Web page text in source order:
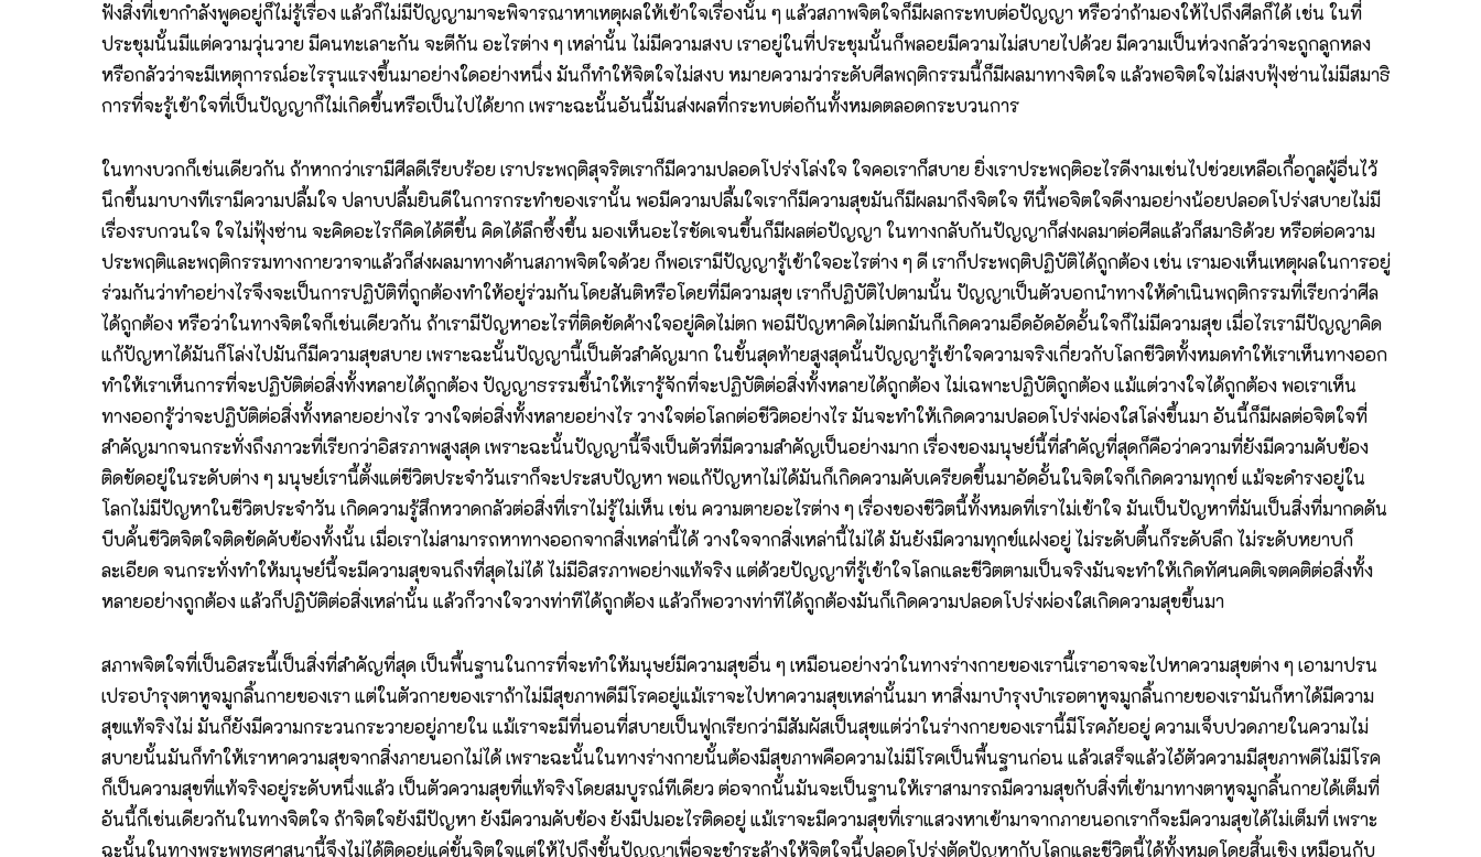
ฟังสิ่งที่เขากำลังพูดอยู่ก็ไม่รู้เรื่อง แล้วก็ไม่มีปัญญามาจะพิจารณาหาเหตุผลให้เข้าใจเรื่องนั้น ๆ แล้วสภาพจิตใจก็มีผลกระทบต่อปัญญา หรือว่าถ้ามองให้ไปถึงศีลก็ได้ เช่น ในที่
ประชุมนั้นมีแต่ความวุ่นวาย มีคนทะเลาะกัน จะตีกัน อะไรต่าง ๆ เหล่านั้น ไม่มีความสงบ เราอยู่ในที่ประชุมนั้นก็พลอยมีความไม่สบายไปด้วย มีความเป็นห่วงกลัวว่าจะถูกลูกหลง
หรือกลัวว่าจะมีเหตุการณ์อะไรรุนแรงขึ้นมาอย่างใดอย่างหนึ่ง มันก็ทำให้จิตใจไม่สงบ หมายความว่าระดับศีลพฤติกรรมนี้ก็มีผลมาทางจิตใจ แล้วพอจิตใจไม่สงบฟุ้งซ่านไม่มีสมาธิ
การที่จะรู้เข้าใจที่เป็นปัญญาก็ไม่เกิดขึ้นหรือเป็นไปได้ยาก เพราะฉะนั้นอันนี้มันส่งผลที่กระทบต่อกันทั้งหมดตลอดกระบวนการ
ในทางบวกก็เช่นเดียวกัน ถ้าหากว่าเรามีศีลดีเรียบร้อย เราประพฤติสุจริตเราก็มีความปลอดโปร่งโล่งใจ ใจคอเราก็สบาย ยิ่งเราประพฤติอะไรดีงามเช่นไปช่วยเหลือเกื้อกูลผู้อื่นไว้
นึกขึ้นมาบางทีเรามีความปลื้มใจ ปลาบปลื้มยินดีในการกระทำของเรานั้น พอมีความปลื้มใจเราก็มีความสุขมันก็มีผลมาถึงจิตใจ ทีนี้พอจิตใจดีงามอย่างน้อยปลอดโปร่งสบายไม่มี
เรื่องรบกวนใจ ใจไม่ฟุ้งซ่าน จะคิดอะไรก็คิดได้ดีขึ้น คิดได้ลึกซึ้งขึ้น มองเห็นอะไรชัดเจนขึ้นก็มีผลต่อปัญญา ในทางกลับกันปัญญาก็ส่งผลมาต่อศีลแล้วก็สมาธิด้วย หรือต่อความ
ประพฤติและพฤติกรรมทางกายวาจาแล้วก็ส่งผลมาทางด้านสภาพจิตใจด้วย ก็พอเรามีปัญญารู้เข้าใจอะไรต่าง ๆ ดี เราก็ประพฤติปฏิบัติได้ถูกต้อง เช่น เรามองเห็นเหตุผลในการอยู่
ร่วมกันว่าทำอย่างไรจึงจะเป็นการปฏิบัติที่ถูกต้องทำให้อยู่ร่วมกันโดยสันติหรือโดยที่มีความสุข เราก็ปฏิบัติไปตามนั้น ปัญญาเป็นตัวบอกนำทางให้ดำเนินพฤติกรรมที่เรียกว่าศีล
ได้ถูกต้อง หรือว่าในทางจิตใจก็เช่นเดียวกัน ถ้าเรามีปัญหาอะไรที่ติดขัดค้างใจอยู่คิดไม่ตก พอมีปัญหาคิดไม่ตกมันก็เกิดความอึดอัดอัดอั้นใจก็ไม่มีความสุข เมื่อไรเรามีปัญญาคิด
แก้ปัญหาได้มันก็โล่งไปมันก็มีความสุขสบาย เพราะฉะนั้นปัญญานี้เป็นตัวสำคัญมาก ในขั้นสุดท้ายสูงสุดนั้นปัญญารู้เข้าใจความจริงเกี่ยวกับโลกชีวิตทั้งหมดทำให้เราเห็นทางออก
ทำให้เราเห็นการที่จะปฏิบัติต่อสิ่งทั้งหลายได้ถูกต้อง ปัญญาธรรมชี้นำให้เรารู้จักที่จะปฏิบัติต่อสิ่งทั้งหลายได้ถูกต้อง ไม่เฉพาะปฏิบัติถูกต้อง แม้แต่วางใจได้ถูกต้อง พอเราเห็น
ทางออกรู้ว่าจะปฏิบัติต่อสิ่งทั้งหลายอย่างไร วางใจต่อสิ่งทั้งหลายอย่างไร วางใจต่อโลกต่อชีวิตอย่างไร มันจะทำให้เกิดความปลอดโปร่งผ่องใสโล่งขึ้นมา อันนี้ก็มีผลต่อจิตใจที่
สำคัญมากจนกระทั่งถึงภาวะที่เรียกว่าอิสรภาพสูงสุด เพราะฉะนั้นปัญญานี้จึงเป็นตัวที่มีความสำคัญเป็นอย่างมาก เรื่องของมนุษย์นี้ที่สำคัญที่สุดก็คือว่าความที่ยังมีความคับข้อง
ติดขัดอยู่ในระดับต่าง ๆ มนุษย์เรานี้ตั้งแต่ชีวิตประจำวันเราก็จะประสบปัญหา พอแก้ปัญหาไม่ได้มันก็เกิดความคับเครียดขึ้นมาอัดอั้นในจิตใจก็เกิดความทุกข์ แม้จะดำรงอยู่ใน
โลกไม่มีปัญหาในชีวิตประจำวัน เกิดความรู้สึกหวาดกลัวต่อสิ่งที่เราไม่รู้ไม่เห็น เช่น ความตายอะไรต่าง ๆ เรื่องของชีวิตนี้ทั้งหมดที่เราไม่เข้าใจ มันเป็นปัญหาที่มันเป็นสิ่งที่มากดดัน
บีบคั้นชีวิตจิตใจติดขัดคับข้องทั้งนั้น เมื่อเราไม่สามารถหาทางออกจากสิ่งเหล่านี้ได้ วางใจจากสิ่งเหล่านี้ไม่ได้ มันยังมีความทุกข์แฝงอยู่ ไม่ระดับตื้นก็ระดับลึก ไม่ระดับหยาบก็
ละเอียด จนกระทั่งทำให้มนุษย์นี้จะมีความสุขจนถึงที่สุดไม่ได้ ไม่มีอิสรภาพอย่างแท้จริง แต่ด้วยปัญญาที่รู้เข้าใจโลกและชีวิตตามเป็นจริงมันจะทำให้เกิดทัศนคติเจตคติต่อสิ่งทั้ง
หลายอย่างถูกต้อง แล้วก็ปฏิบัติต่อสิ่งเหล่านั้น แล้วก็วางใจวางท่าทีได้ถูกต้อง แล้วก็พอวางท่าทีได้ถูกต้องมันก็เกิดความปลอดโปร่งผ่องใสเกิดความสุขขึ้นมา
สภาพจิตใจที่เป็นอิสระนี้เป็นสิ่งที่สำคัญที่สุด เป็นพื้นฐานในการที่จะทำให้มนุษย์มีความสุขอื่น ๆ เหมือนอย่างว่าในทางร่างกายของเรานี้เราอาจจะไปหาความสุขต่าง ๆ เอามาปรน
เปรอบำรุงตาหูจมูกลิ้นกายของเรา แต่ในตัวกายของเราถ้าไม่มีสุขภาพดีมีโรคอยู่แม้เราจะไปหาความสุขเหล่านั้นมา หาสิ่งมาบำรุงบำเรอตาหูจมูกลิ้นกายของเรามันก็หาได้มีความ
สุขแท้จริงไม่ มันก็ยังมีความกระวนกระวายอยู่ภายใน แม้เราจะมีที่นอนที่สบายเป็นฟูกเรียกว่ามีสัมผัสเป็นสุขแต่ว่าในร่างกายของเรานี้มีโรคภัยอยู่ ความเจ็บปวดภายในความไม่
สบายนั้นมันก็ทำให้เราหาความสุขจากสิ่งภายนอกไม่ได้ เพราะฉะนั้นในทางร่างกายนั้นต้องมีสุขภาพคือความไม่มีโรคเป็นพื้นฐานก่อน แล้วเสร็จแล้วไอ้ตัวความมีสุขภาพดีไม่มีโรค
ก็เป็นความสุขที่แท้จริงอยู่ระดับหนึ่งแล้ว เป็นตัวความสุขที่แท้จริงโดยสมบูรณ์ทีเดียว ต่อจากนั้นมันจะเป็นฐานให้เราสามารถมีความสุขกับสิ่งที่เข้ามาทางตาหูจมูกลิ้นกายได้เต็มที่
อันนี้ก็เช่นเดียวกันในทางจิตใจ ถ้าจิตใจยังมีปัญหา ยังมีความคับข้อง ยังมีปมอะไรติดอยู่ แม้เราจะมีความสุขที่เราแสวงหาเข้ามาจากภายนอกเราก็จะมีความสุขได้ไม่เต็มที่ เพราะ
ฉะนั้นในทางพระพุทธศาสนานี้จึงไม่ได้ติดอยู่แค่ขั้นจิตใจแต่ให้ไปถึงขั้นปัญญาเพื่อจะชำระล้างให้จิตใจนี้ปลอดโปร่งตัดปัญหากับโลกและชีวิตนี้ได้ทั้งหมดโดยสิ้นเชิง เหมือนกับ